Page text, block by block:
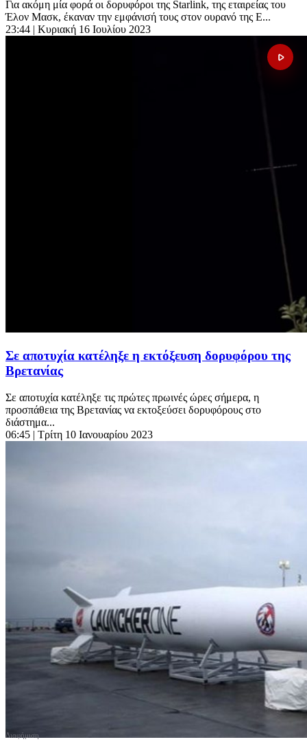
Για ακόμη μία φορά οι δορυφόροι της Starlink, της εταιρείας του
Έλον Μασκ, έκαναν την εμφάνισή τους στον ουρανό της Ε...
23:44 | Κυριακή 16 Ιουλίου 2023
Σε αποτυχία κατέληξε η εκτόξευση δορυφόρου της
Βρετανίας
Σε αποτυχία κατέληξε τις πρώτες πρωινές ώρες σήμερα, η
προσπάθεια της Βρετανίας να εκτοξεύσει δορυφόρους στο
διάστημα...
06:45 | Τρίτη 10 Ιανουαρίου 2023